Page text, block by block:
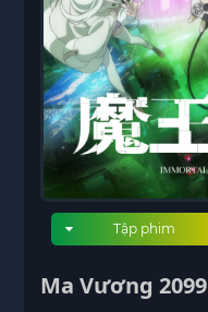
Tập phim
Ma Vương 2099